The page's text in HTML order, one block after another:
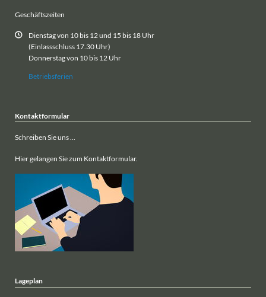
Geschäftszeiten
Dienstag von 10 bis 12 und 15 bis 18 Uhr
(Einlassschluss 17.30 Uhr)
Donnerstag von 10 bis 12 Uhr
Betriebsferien
Kontaktformular
Schreiben Sie uns ...
Hier gelangen Sie zum Kontaktformular.
Lageplan